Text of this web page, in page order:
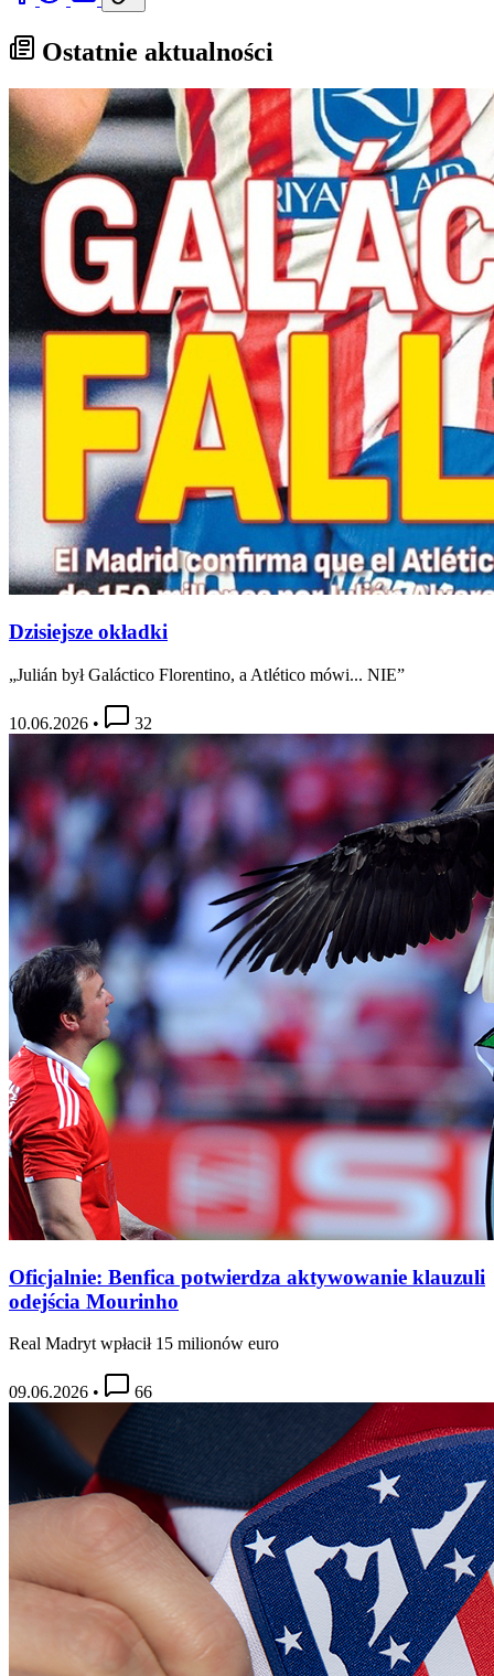
Ostatnie aktualności
Dzisiejsze okładki
„Julián był Galáctico Florentino, a Atlético mówi... NIE”
10.06.2026 • 32
Oficjalnie: Benfica potwierdza aktywowanie klauzuli
odejścia Mourinho
Real Madryt wpłacił 15 milionów euro
09.06.2026 • 66